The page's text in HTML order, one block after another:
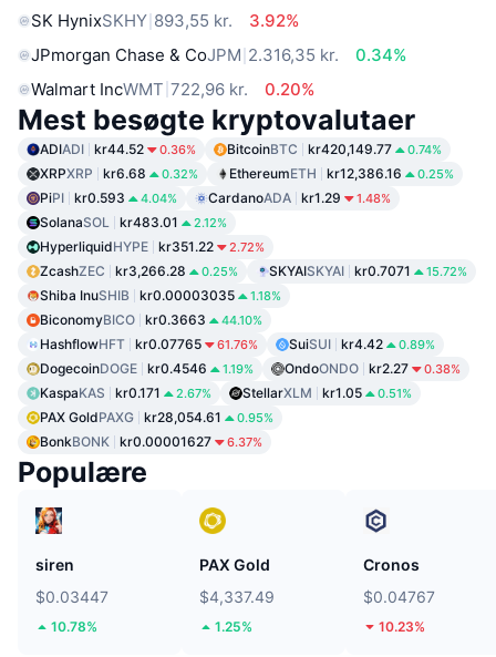
SK HynixSKHY 893,55 kr.
3.92%
JPmorgan Chase & CoJPM 2.316,35 kr.
0.34%
Walmart IncWMT 722,96 kr. 0.20%
Mest besøgte kryptovalutaer
ADIADI kr44.52 0.36% BitcoinBTC kr420,149.77 0.74%
XRPXRP kr6.68 0.32% EthereumETH kr12,386.16 0.25%
PiPI kr0.593 4.04% CardanoADA kr1.29 1.48%
SolanaSOL kr483.01 2.12%
HyperliquidHYPE kr351.22 2.72%
ZcashZEC kr3,266.28 0.25% SKYAISKYAI kr0.7071 15.72%
Shiba InuSHIB kr0.00003035 1.18%
BiconomyBICO kr0.3663 44.10%
HashflowHFT kr0.07765 61.76% SuiSUI kr4.42 0.89%
DogecoinDOGE kr0.4546 1.19% OndoONDO kr2.27 0.38%
KaspaKAS kr0.171 2.67% StellarXLM kr1.05 0.51%
PAX GoldPAXG kr28,054.61 0.95%
BonkBONK kr0.00001627 6.37%
Populære
siren
$0.03447
10.78%
PAX Gold
$4,337.49
1.25%
Cronos
$0.04767
10.23%